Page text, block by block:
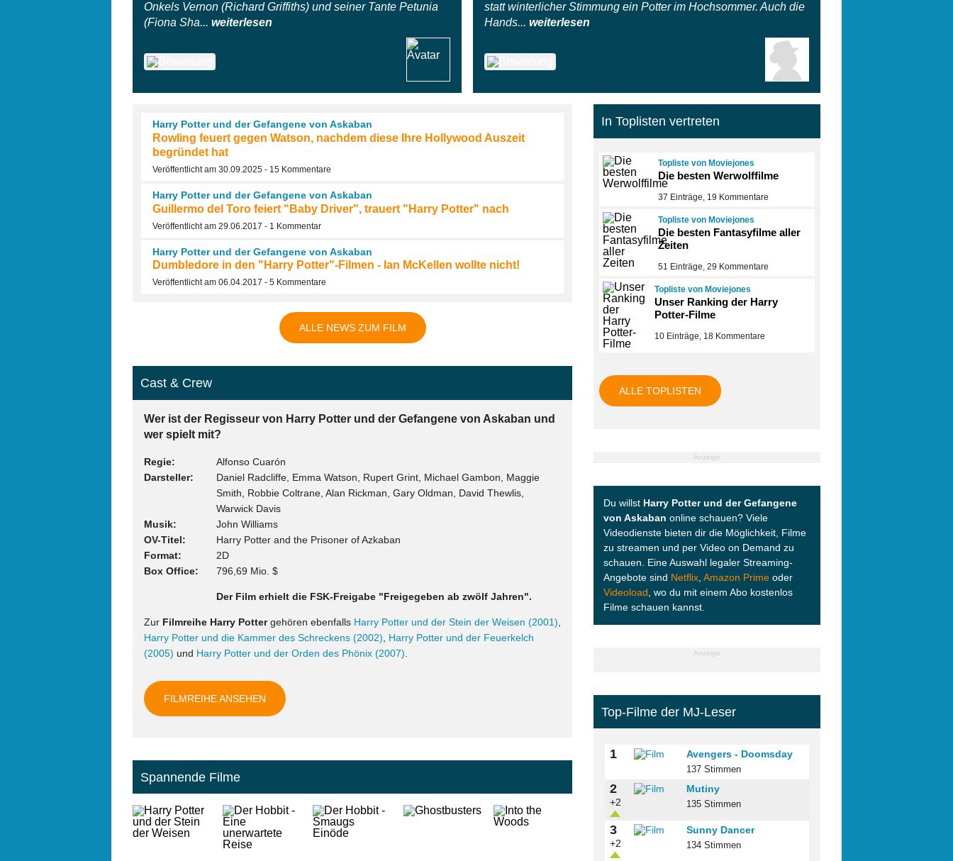
Onkels Vernon (Richard Griffiths) und seiner Tante Petunia
(Fiona Sha... weiterlesen
statt winterlicher Stimmung ein Potter im Hochsommer. Auch die
Hands... weiterlesen
Harry Potter und der Gefangene von Askaban
Rowling feuert gegen Watson, nachdem diese Ihre Hollywood Auszeit
begründet hat
Veröffentlicht am 30.09.2025 - 15 Kommentare
Harry Potter und der Gefangene von Askaban
Guillermo del Toro feiert "Baby Driver", trauert "Harry Potter" nach
Veröffentlicht am 29.06.2017 - 1 Kommentar
Harry Potter und der Gefangene von Askaban
Dumbledore in den "Harry Potter"-Filmen - Ian McKellen wollte nicht!
Veröffentlicht am 06.04.2017 - 5 Kommentare
ALLE NEWS ZUM FILM
Cast & Crew
Wer ist der Regisseur von Harry Potter und der Gefangene von Askaban und
wer spielt mit?
Regie
Alfonso Cuarón
Darsteller
Daniel Radcliffe, Emma Watson, Rupert Grint, Michael Gambon, Maggie
Smith, Robbie Coltrane, Alan Rickman, Gary Oldman, David Thewlis,
Warwick Davis
Musik
John Williams
OV-Titel
Harry Potter and the Prisoner of Azkaban
Format
2D
Box Office
796,69 Mio. $
Der Film erhielt die FSK-Freigabe "Freigegeben ab zwölf Jahren".
Zur Filmreihe Harry Pottergehören ebenfalls Harry Potter und der Stein der Weisen (2001)
Harry Potter und die Kammer des Schreckens (2002)
Harry Potter und der Feuerkelch
(2005) und Harry Potter und der Orden des Phönix (2007)
FILMREIHE ANSEHEN
Spannende Filme
In Toplisten vertreten
Topliste von Moviejones
Die besten Werwolffilme
37 Einträge, 19 Kommentare
Topliste von Moviejones
Die besten Fantasyfilme aller
Zeiten
51 Einträge, 29 Kommentare
Topliste von Moviejones
Unser Ranking der Harry
Potter-Filme
10 Einträge, 18 Kommentare
ALLE TOPLISTEN
Anzeige
Du willst Harry Potter und der Gefangene
von Askaban online schauen? Viele
Videodienste bieten dir die Möglichkeit, Filme
zu streamen und per Video on Demand zu
schauen. Eine Auswahl legaler Streaming-
Angebote sind Netflix, Amazon Prime oder
Videoload, wo du mit einem Abo kostenlos
Filme schauen kannst.
Anzeige
Top-Filme der MJ-Leser
1 Avengers - Doomsday
137 Stimmen
2
+2
Mutiny
135 Stimmen
3
+2
Sunny Dancer
134 Stimmen